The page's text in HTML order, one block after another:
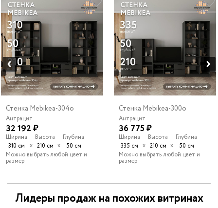
Стенка Mebikea-304o
Антрацит
32 192 ₽
Ширина
310 см
х
Высота
210 см х
Глубина
50 см
Можно выбрать любой цвет и
размер
Стенка Mebikea-300o
Антрацит
36 775 ₽
Ширина
335 см х
Высота
210 см х
Глубина
50 см
Можно выбрать любой цвет и
размер
Лидеры продаж на похожих витринах